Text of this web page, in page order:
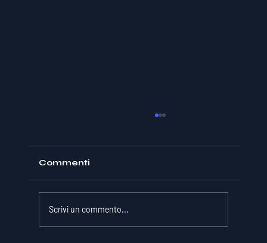
Commenti
Scrivi un commento...